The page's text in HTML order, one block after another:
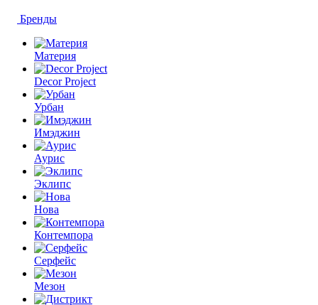
Бренды
Материя
Decor Project
Урбан
Имэджин
Аурис
Эклипс
Нова
Контемпора
Серфейс
Мезон